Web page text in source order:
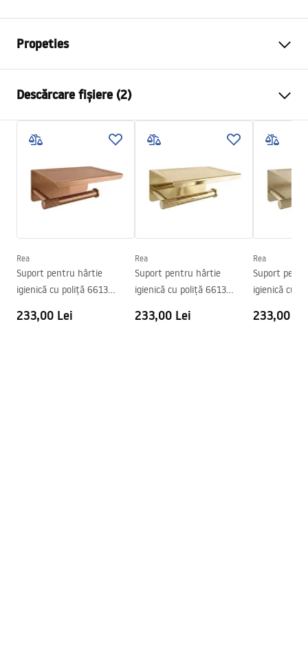
Propeties
Material
Metodă de montaj
Cu șuruburi
Latime
175
Inalime
45mm
Adâncime
65mm
Til
Descărcare fișiere (2)
Informații de siguranță
Warranty_Terms_and_Conditions_Accessories_-_24.pdf
Rea
Suport pentru hârtie
igienică cu poliță 6613
233,00 Lei
Rea
Suport pentru hârtie
igienică cu poliță 6613
233,00 Lei
Rea
Suport
igienică cu
233,00